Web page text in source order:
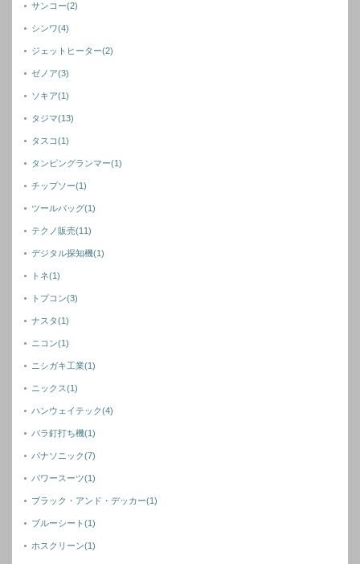
サンコー(2)
シンワ(4)
ジェットヒーター(2)
ゼノア(3)
ソキア(1)
タジマ(13)
タスコ(1)
タンピングランマー(1)
チップソー(1)
ツールバッグ(1)
テクノ販売(11)
デジタル探知機(1)
トネ(1)
トプコン(3)
ナスタ(1)
ニコン(1)
ニシガキ工業(1)
ニックス(1)
ハンウェイテック(4)
バラ釘打ち機(1)
パナソニック(7)
パワースーツ(1)
ブラック・アンド・デッカー(1)
ブルーシート(1)
ホスクリーン(1)